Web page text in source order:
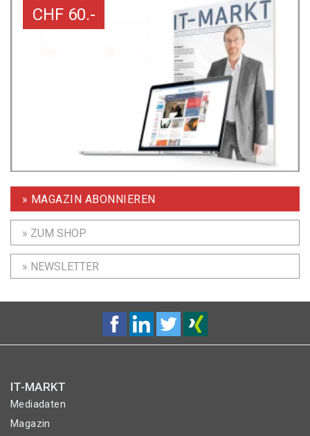
CHF 60.-
» MAGAZIN ABONNIEREN
» ZUM SHOP
» NEWSLETTER
IT-MARKT
Mediadaten
Magazin